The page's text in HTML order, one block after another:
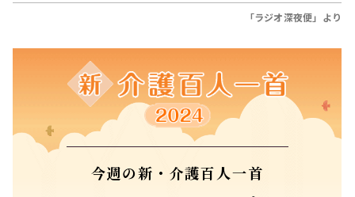
「ラジオ深夜便」より
今週の新・介護百人一首